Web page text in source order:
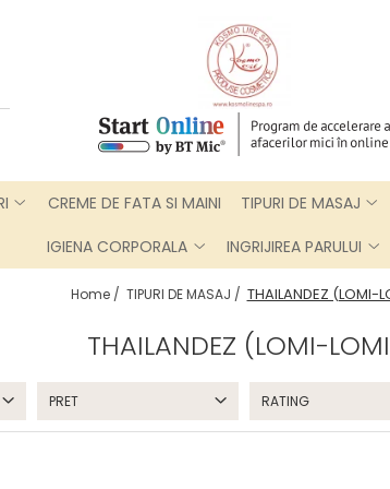
CREME DE FATA SI MAINI TIPURI DE MASAJ
IGIENA CORPORALA
INGRIJIREA PARULUI
Home / TIPURI DE MASAJ / THAILANDEZ (LOMI-
THAILANDEZ (LOMI-
PRET RATING